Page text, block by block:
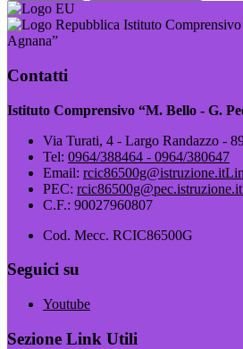
Istituto
Agnana”
Contatti
Istituto Comprensivo “M. Bello - G.
Via Turati, 4 - Largo Randazzo -
Tel: 0964/388464 - 0964/380647
Email: rcic86500g@istruzione.it
PEC: rcic86500g@pec.istruzione.it
C.F.: 90027960807
Cod. Mecc. RCIC86500G
Seguici su
Youtube
Sezione Link Utili